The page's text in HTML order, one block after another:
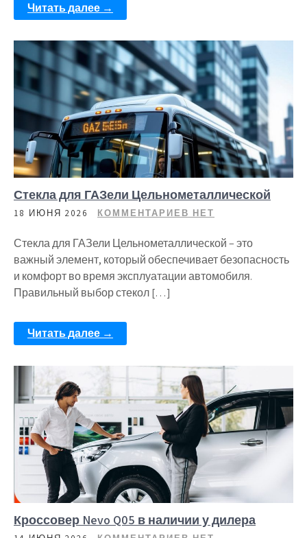
Читать далее →
Стекла для ГАЗели Цельнометаллической
18 ИЮНЯ 2026 КОММЕНТАРИЕВ НЕТ
Стекла для ГАЗели Цельнометаллической – это
важный элемент, который обеспечивает безопасность
и комфорт во время эксплуатации автомобиля.
Правильный выбор стекол […]
Читать далее →
Кроссовер Nevo Q05 в наличии у дилера